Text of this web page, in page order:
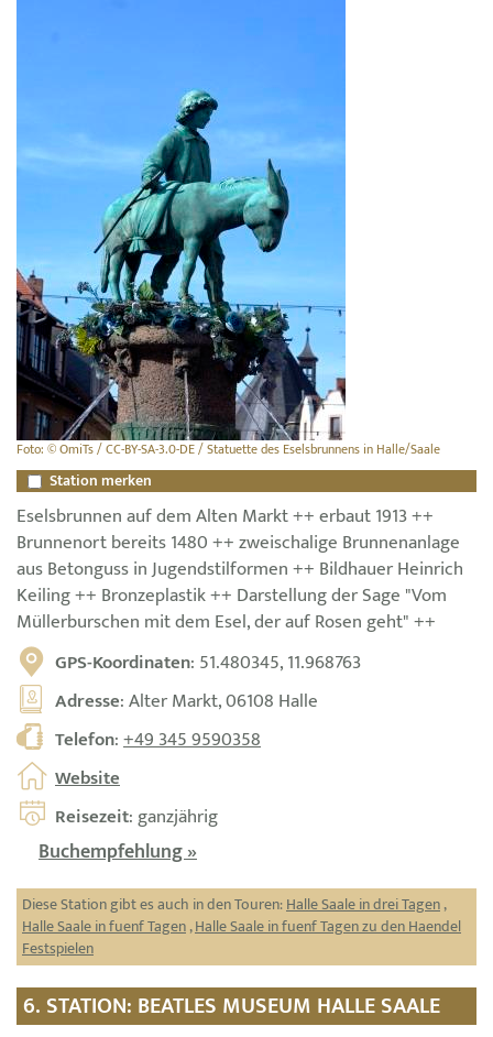
Foto: © OmiTs / CC-BY-SA-3.0-DE / Statuette des Eselsbrunnens in Halle/Saale
Station merken
Eselsbrunnen auf dem Alten Markt ++ erbaut 1913 ++
Brunnenort bereits 1480 ++ zweischalige Brunnenanlage
aus Betonguss in Jugendstilformen ++ Bildhauer Heinrich
Keiling ++ Bronzeplastik ++ Darstellung der Sage "Vom
Müllerburschen mit dem Esel, der auf Rosen geht" ++
GPS-Koordinaten: 51.480345, 11.968763
Adresse: Alter Markt, 06108 Halle
Telefon:+49 345 9590358
Website
Reisezeit: ganzjährig
Buchempfehlung »
Diese Station gibt es auch in den Touren:Halle Saale in drei Tagen,
Halle Saale in fuenf Tagen,Halle Saale in fuenf Tagen zu den Haendel
Festspielen
6. STATION: BEATLES MUSEUM HALLE SAALE